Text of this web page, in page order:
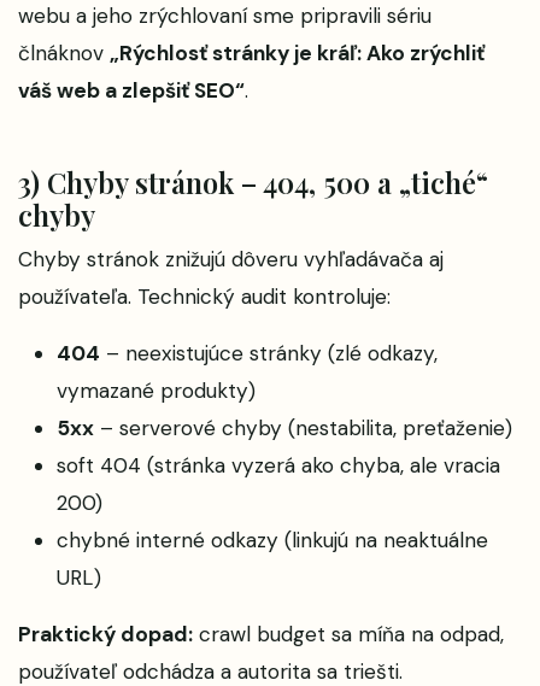
webu a jeho zrýchlovaní sme pripravili sériu
člnáknov „Rýchlosť stránky je kráľ: Ako zrýchliť
váš web a zlepšiť SEO“.
3) Chyby stránok – 404, 500 a „tiché“
chyby
Chyby stránok znižujú dôveru vyhľadávača aj
používateľa. Technický audit kontroluje:
404 – neexistujúce stránky (zlé odkazy,
vymazané produkty)
5xx – serverové chyby (nestabilita, preťaženie)
soft 404 (stránka vyzerá ako chyba, ale vracia
200)
chybné interné odkazy (linkujú na neaktuálne
URL)
Praktický dopad: crawl budget sa míňa na odpad,
používateľ odchádza a autorita sa triešti.